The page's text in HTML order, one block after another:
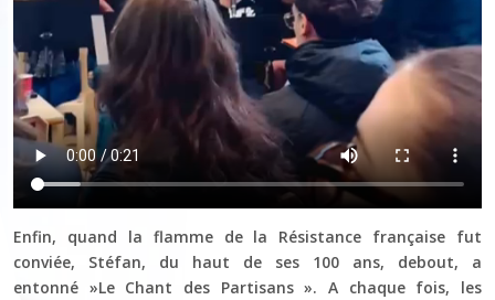
Enfin, quand la flamme de la Résistance française fut
conviée, Stéfan, du haut de ses 100 ans, debout, a
entonné »Le Chant des Partisans ». A chaque fois, les